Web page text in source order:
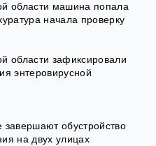
области машина попала
начала проверку
области зафиксировали
энтеровирусной
завершают обустройство
на двух улицах